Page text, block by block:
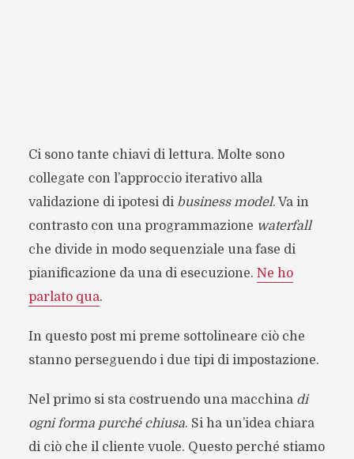
Ci sono tante chiavi di lettura. Molte sono
collegate con l’approccio iterativo alla
validazione di ipotesi di business model. Va in
contrasto con una programmazione waterfall
che divide in modo sequenziale una fase di
pianificazione da una di esecuzione. Ne ho
parlato qua.
In questo post mi preme sottolineare ciò che
stanno perseguendo i due tipi di impostazione.
Nel primo si sta costruendo una macchina di
ogni forma purché chiusa. Si ha un’idea chiara
di ciò che il cliente vuole. Questo perché stiamo